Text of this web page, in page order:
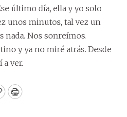
último día, ella y yo solo
unos minutos, tal vez un
nada. Nos sonreímos.
y ya no miré atrás. Desde
a ver.
Print